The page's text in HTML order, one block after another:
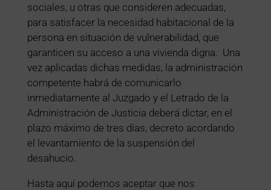
sociales, u otras que consideren adecuadas,
para satisfacer la necesidad habitacional de la
persona en situación de vulnerabilidad, que
garanticen su acceso a una vivienda digna. Una
vez aplicadas dichas medidas, la administración
competente habrá de comunicarlo
inmediatamente al Juzgado y el Letrado de la
Administración de Justicia deberá dictar, en el
plazo máximo de tres días, decreto acordando
el levantamiento de la suspensión del
desahucio.
Hasta aquí podemos aceptar que nos